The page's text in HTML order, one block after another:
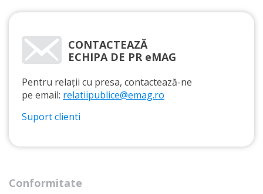
CONTACTEAZĂ
ECHIPA DE PR eMAG
Pentru relații cu presa, contactează-ne
pe email: relatiipublice@emag.ro
Suport clienti
Conformitate